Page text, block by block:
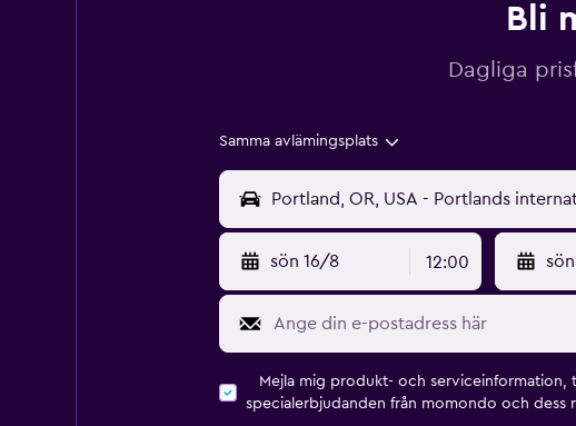
Bli
Dagliga
Samma avlämingsplats
sön 16/8 12:00
Mejla mig produkt- och serviceinformation,
specialerbjudanden från momondo och dess